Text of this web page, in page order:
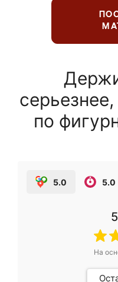
по
5.0 5.0
На